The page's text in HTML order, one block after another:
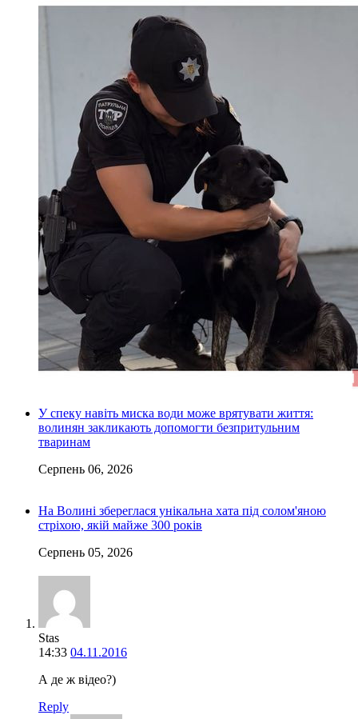
У спеку навіть миска води може врятувати життя:
волинян закликають допомогти безпритульним
тваринам
Серпень 06, 2026
На Волині збереглася унікальна хата під солом'яною
стріхою, якій майже 300 років
Серпень 05, 2026
Stas
14:33 04.11.2016
А де ж відео?)
Reply